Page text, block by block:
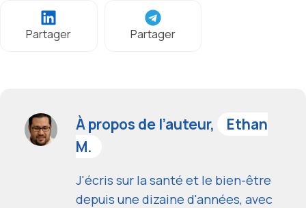
Partager Partager
À propos de l’auteur,
Ethan
M.
J'écris sur la santé et le bien-être
depuis une dizaine d'années, avec